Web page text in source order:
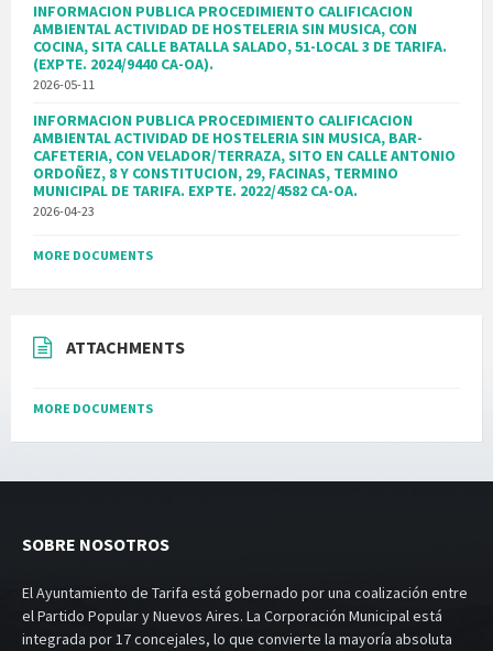
INFORMACION PUBLICA PROCEDIMIENTO CALIFICACION
AMBIENTAL ACTIVIDAD DE HOSTELERIA SIN MUSICA, CON
COCINA, SITA CALLE BATALLA SALADO, 51-LOCAL 3 DE TARIFA.
(EXPTE. 2024/9440 CA-OA).
2026-05-11
INFORMACION PUBLICA PROCEDIMIENTO CALIFICACION
AMBIENTAL ACTIVIDAD DE HOSTELERIA SIN MUSICA, BAR-
CAFETERIA, CON VELADOR/TERRAZA, SITO EN CALLE ANTONIO
ORDOÑEZ, 8 Y CONSTITUCION, 29, FACINAS, TERMINO
MUNICIPAL DE TARIFA. EXPTE. 2022/4582 CA-OA.
2026-04-23
MORE DOCUMENTS
ATTACHMENTS
MORE DOCUMENTS
SOBRE NOSOTROS
El Ayuntamiento de Tarifa está gobernado por una coalización entre
el Partido Popular y Nuevos Aires. La Corporación Municipal está
integrada por 17 concejales, lo que convierte la mayoría absoluta